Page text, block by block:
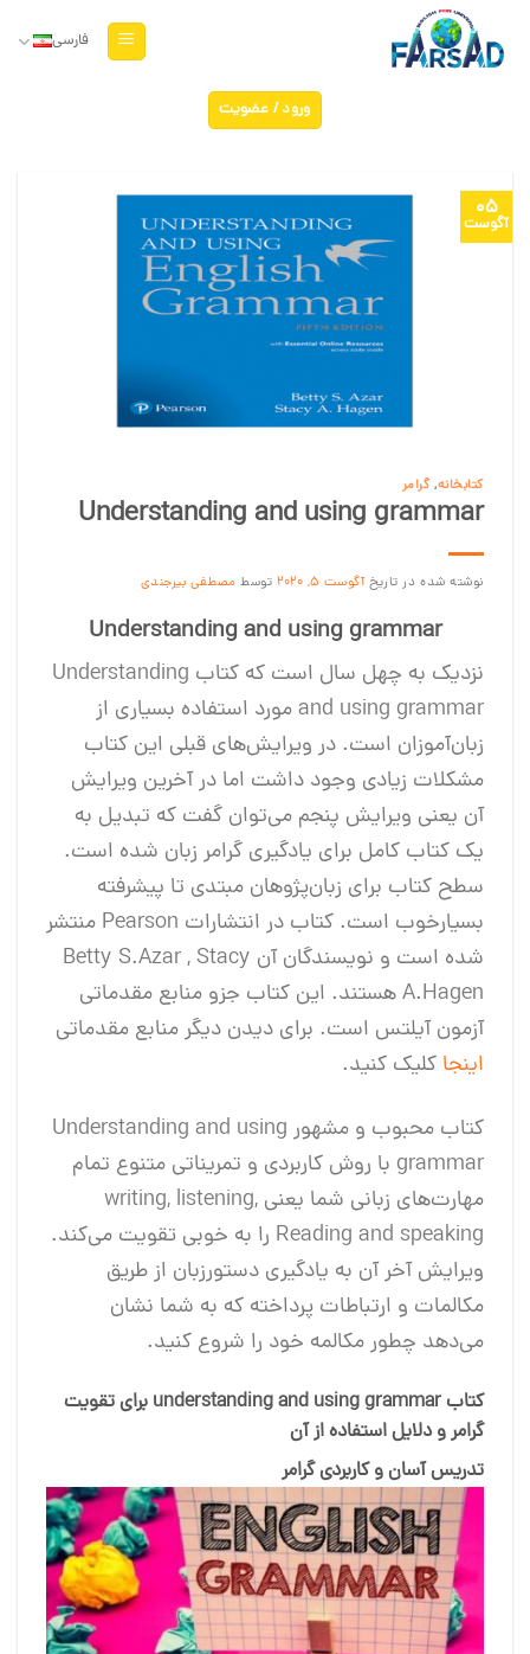
content
فارسی
ورود / عضویت
05
آگوست
کتابخانه,گرامر
Understanding and using grammar
نوشته شده در تاریخآگوست 5, 2020 توسط مصطفی بیرجندی
Understanding and using grammar
نزدیک به چهل سال است که کتاب Understanding
and using grammar مورد استفاده بسیاری از
زبان‌آموزان است. در ویرایش‌های قبلی این کتاب
مشکلات زیادی وجود داشت اما در آخرین ویرایش
آن یعنی ویرایش پنجم می‌توان گفت که تبدیل به
یک کتاب کامل برای یادگیری گرامر زبان شده است.
سطح کتاب برای زبان‌پژوهان مبتدی تا پیشرفته
بسیار‌خوب است. کتاب در انتشارات Pearson منتشر
شده است و نویسندگان آن Betty S.Azar , Stacy
A.Hagen هستند. این کتاب جزو منابع مقدماتی
آزمون آیلتس است. برای دیدن دیگر منابع مقدماتی
اینجا کلیک کنید.
کتاب محبوب و مشهور Understanding and using
grammar با روش کاربردی و تمریناتی متنوع تمام
مهارت‌های زبانی شما یعنی writing, listening,
Reading and speaking را به خوبی تقویت می‌کند.
ویرایش آخر آن به یادگیری دستورزبان از طریق
مکالمات و ارتباطات پرداخته که به شما نشان
می‌دهد چطور مکالمه خود را شروع کنید.
کتاب understanding and using grammar برای تقویت
گرامر و دلایل استفاده از آن
تدریس آسان و کاربردی گرامر